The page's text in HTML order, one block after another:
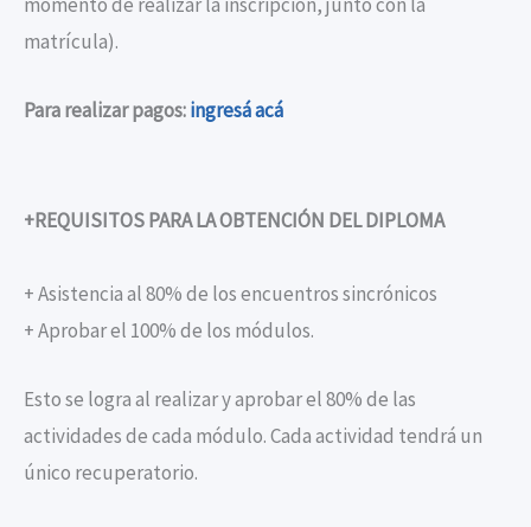
matrícula).
Para realizar pagos:ingresá acá
+REQUISITOS PARA LA OBTENCIÓN DEL DIPLOMA
+ Asistencia al 80% de los encuentros sincrónicos
+ Aprobar el 100% de los módulos.
Esto se logra al realizar y aprobar el 80% de las
actividades de cada módulo. Cada actividad tendrá un
único recuperatorio.